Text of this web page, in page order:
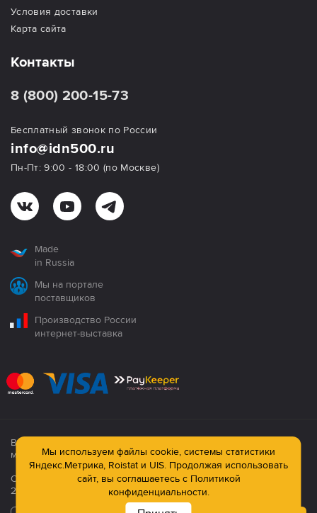
Условия доставки
Карта сайта
Контакты
8 (800) 200-15-73
Бесплатный звонок по России
info@idn500.ru
Пн-Пт: 9:00 - 18:00 (по Москве)
Made
in Russia
Мы на портале
поставщиков
Производство России
интернет-выставка
Все продукция сертифицирована. Использование
материалов сайта строго запрещено!
Официальный сайт компании: © ООО ПК «Технология»,
2003—2026
Мы используем файлы cookie, системы статистики
Яндекс.Метрика, Roistat и UIS. Продолжая использовать
сайт, вы соглашаетесь с Политикой
конфиденциальности.